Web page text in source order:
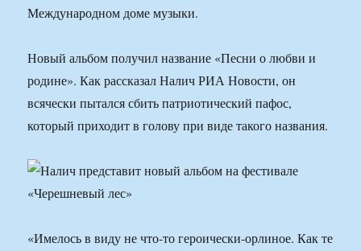
Международном доме музыки.
Новый альбом получил название «Песни о любви и
родине». Как рассказал Налич РИА Новости, он
всячески пытался сбить патриотический пафос,
который приходит в голову при виде такого названия.
«Имелось в виду не что-то героически-орлиное. Как те